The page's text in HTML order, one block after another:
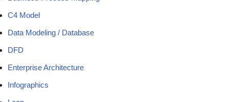
C4 Model
Data Modeling / Database
DFD
Enterprise Architecture
Infographics